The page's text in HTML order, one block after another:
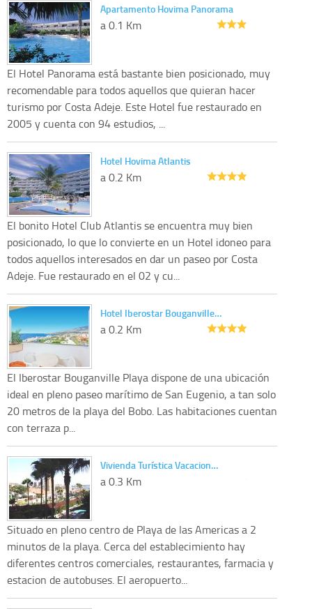
Apartamento Hovima Panorama
a 0.1 Km
El Hotel Panorama está bastante bien posicionado, muy
recomendable para todos aquellos que quieran hacer
turismo por Costa Adeje. Este Hotel fue restaurado en
2005 y cuenta con 94 estudios, ...
Hotel Hovima Atlantis
a 0.2 Km
El bonito Hotel Club Atlantis se encuentra muy bien
posicionado, lo que lo convierte en un Hotel idoneo para
todos aquellos interesados en dar un paseo por Costa
Adeje. Fue restaurado en el 02 y cu...
Hotel Iberostar Bouganville…
a 0.2 Km
El Iberostar Bouganville Playa dispone de una ubicación
ideal en pleno paseo marítimo de San Eugenio, a tan solo
20 metros de la playa del Bobo. Las habitaciones cuentan
con terraza p...
Vivienda Turística Vacacion…
a 0.3 Km
Situado en pleno centro de Playa de las Americas a 2
minutos de la playa. Cerca del establecimiento hay
diferentes centros comerciales, restaurantes, farmacia y
estacion de autobuses. El aeropuerto...